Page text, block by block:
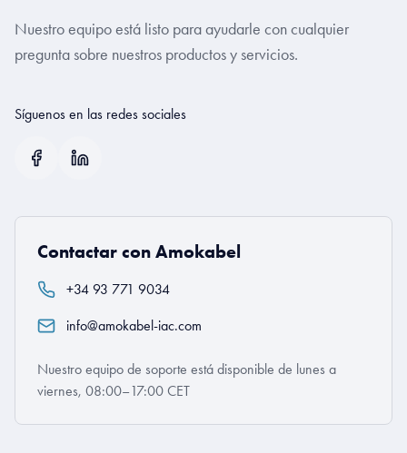
Nuestro equipo está listo para ayudarle con cualquier
pregunta sobre nuestros productos y servicios.
Síguenos en las redes sociales
Contactar con Amokabel
+34 93 771 9034
info@amokabel-iac.com
Nuestro equipo de soporte está disponible de lunes a
viernes, 08:00–17:00 CET